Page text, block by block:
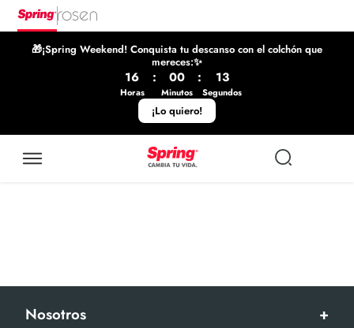
🎁¡Spring Weekend! Conquista tu descanso con el colchón que
mereces:✨
16
Horas
: 00
Minutos
: 13
Segundos
¡Lo quiero!
Nosotros
+